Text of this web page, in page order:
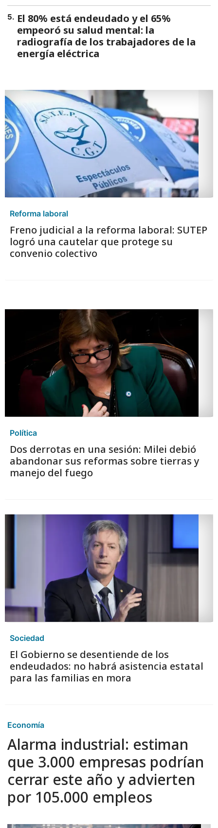
5. El 80% está endeudado y el 65%
empeoró su salud mental: la
radiografía de los trabajadores de la
energía eléctrica
Reforma laboral
Freno judicial a la reforma laboral: SUTEP
logró una cautelar que protege su
convenio colectivo
Política
Dos derrotas en una sesión: Milei debió
abandonar sus reformas sobre tierras y
manejo del fuego
Sociedad
El Gobierno se desentiende de los
endeudados: no habrá asistencia estatal
para las familias en mora
Economía
Alarma industrial: estiman
que 3.000 empresas podrían
cerrar este año y advierten
por 105.000 empleos